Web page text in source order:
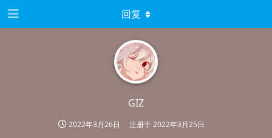
GIZ
2022年3月26日 注册于2022年3月25日
回复